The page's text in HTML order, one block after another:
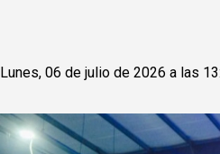
Lunes, 06 de julio de 2026 a las